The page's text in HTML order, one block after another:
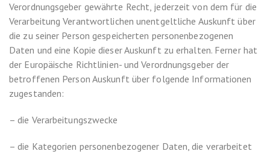
Verordnungsgeber gewährte Recht, jederzeit von dem für die
Verarbeitung Verantwortlichen unentgeltliche Auskunft über
die zu seiner Person gespeicherten personenbezogenen
Daten und eine Kopie dieser Auskunft zu erhalten. Ferner hat
der Europäische Richtlinien- und Verordnungsgeber der
betroffenen Person Auskunft über folgende Informationen
zugestanden:
– die Verarbeitungszwecke
– die Kategorien personenbezogener Daten, die verarbeitet